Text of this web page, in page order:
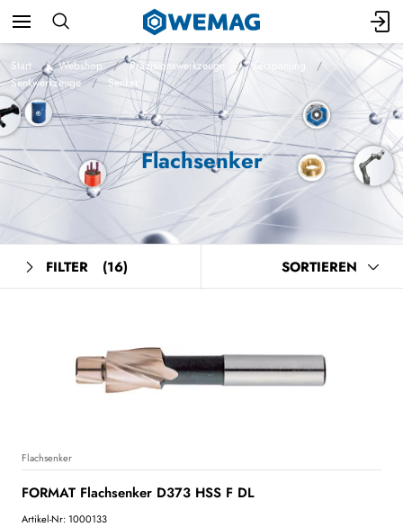
Start Webshop Präzisionswerkzeuge
Zerspanung
Senkwerkzeuge
Senker
Flachsenker
FILTER (16) SORTIEREN
Flachsenker
FORMAT Flachsenker D373 HSS F DL
Artikel-Nr: 1000133